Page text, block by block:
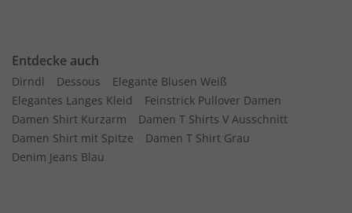
Entdecke auch
Dirndl Dessous
Elegante Blusen Weiß
Elegantes Langes Kleid
Feinstrick Pullover Damen
Damen Shirt Kurzarm
Damen T Shirts V Ausschnitt
Damen Shirt mit Spitze
Damen T Shirt Grau
Denim Jeans Blau